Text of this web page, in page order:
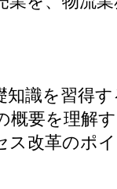
知識を習得
概要を理解
ス改革のポ